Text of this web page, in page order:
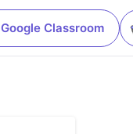
Google Classroom